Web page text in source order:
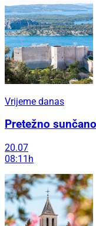
Vrijeme danas
Pretežno
20.07
08:11h